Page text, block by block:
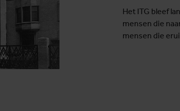
Het ITG bleef
mensen die
mensen die